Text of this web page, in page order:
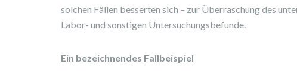
solchen Fällen besserten sich – zur Überraschung des
Labor- und sonstigen Untersuchungsbefunde.
Ein bezeichnendes Fallbeispiel